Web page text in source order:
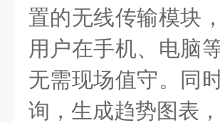
置的无线传输模块
用户在手机、电脑
无需现场值守。同
询，生成趋势图表